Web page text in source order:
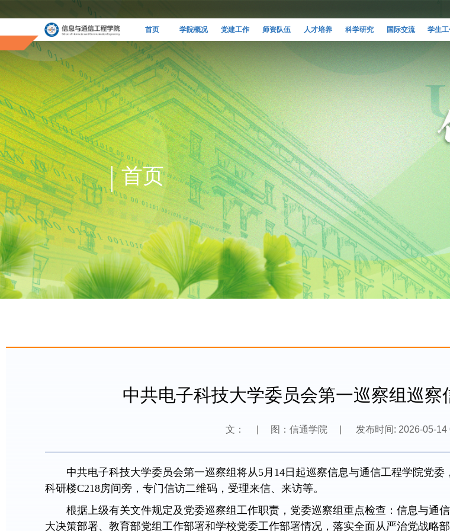
首页 学院概况 党建工作 师资队伍 人才培养 科学研究 国际交流 学生
首页
中共电子科技大学委员会第一巡察组巡
文： 图：信通学院 发布时间: 2026-05-14
中共电子科技大学委员会第一巡察组将从5月14日起巡察信息与通信工程学院党
科研楼C218房间旁，专门信访二维码，受理来信、来访等。
根据上级有关文件规定及党委巡察组工作职责，党委巡察组重点检查：信息与通
大决策部署、教育部党组工作部署和学校党委工作部署情况，落实全面从严治党战略